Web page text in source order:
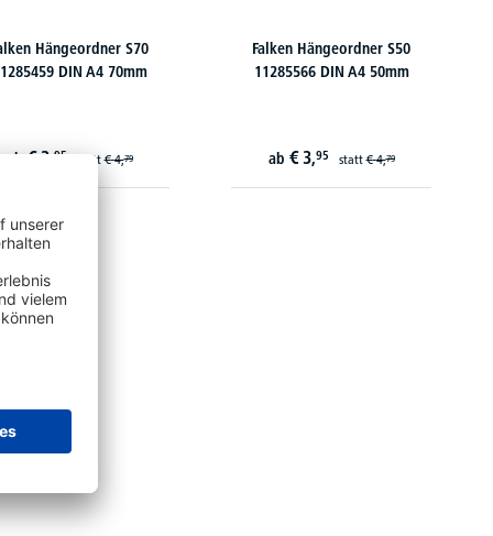
Hängeordner S70
DIN A4 70mm
ab € 3, 95 statt€ 4,79
Falken Hängeordner S50
11285566 DIN A4 50mm
ab € 3,95 statt€ 4,79